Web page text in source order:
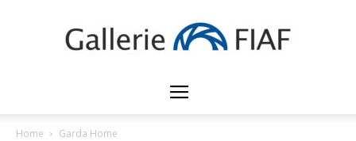
Gallerie
Home Garda Home